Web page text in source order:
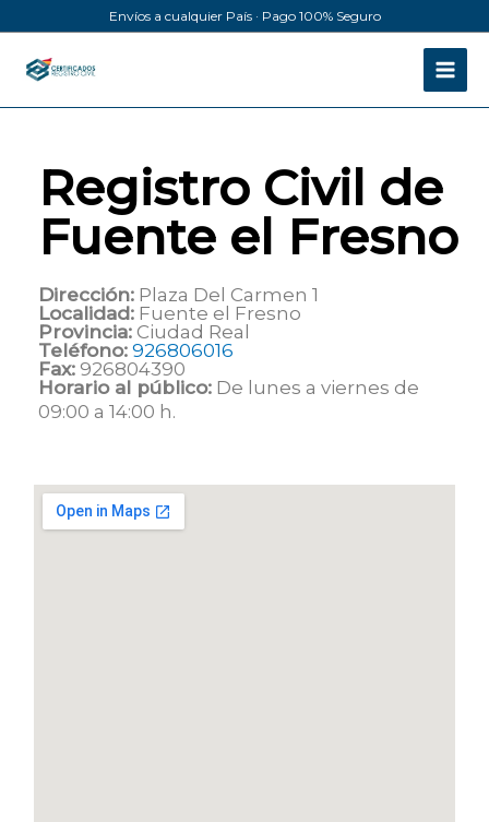
al
contenido
Envíos a cualquier País · Pago 100% Seguro
Registro Civil de
Fuente el Fresno
Dirección: Plaza Del Carmen 1
Localidad: Fuente el Fresno
Provincia: Ciudad Real
Teléfono: 926806016
Fax: 926804390
Horario al público: De lunes a viernes de
09:00 a 14:00 h.